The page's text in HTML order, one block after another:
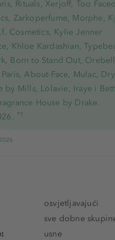
Rituals, Xerjoff, Too
Zarkoperfume, Morphe,
Cosmetics, Kylie Jenner
Khloe Kardashian,
Born to Stand Out,
About-Face, Mulac,
by Mills, Lolavie, Iraye i
House by Drake.
*1
osvjetljavajući
sve dobne
usne